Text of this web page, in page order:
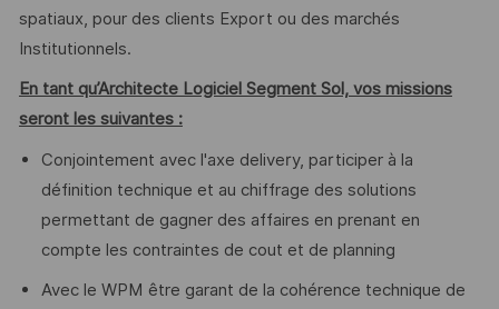
spatiaux, pour des clients Export ou des marchés
Institutionnels.
En tant qu’Architecte Logiciel Segment Sol, vos missions
seront les suivantes :
Conjointement avec l'axe delivery, participer à la
définition technique et au chiffrage des solutions
permettant de gagner des affaires en prenant en
compte les contraintes de cout et de planning
Avec le WPM être garant de la cohérence technique de